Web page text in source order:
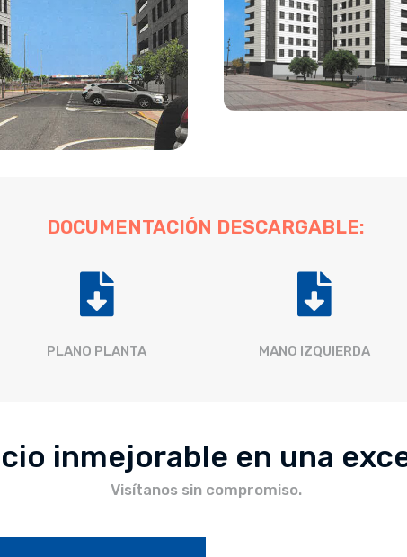
DOCUMENTACIÓN DESCARGABLE:

PLANO PLANTA

MANO IZQUIERDA
inmejorable en una
Visítanos sin compromiso.